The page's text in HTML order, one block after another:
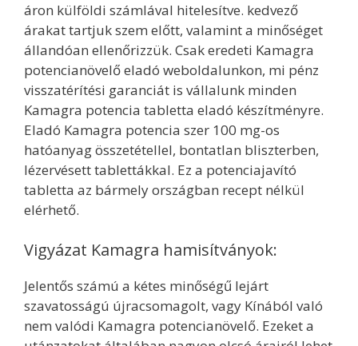
áron külföldi számlával hitelesítve. kedvező
árakat tartjuk szem előtt, valamint a minőséget
állandóan ellenőrizzük. Csak eredeti Kamagra
potencianövelő eladó weboldalunkon, mi pénz
visszatérítési garanciát is vállalunk minden
Kamagra potencia tabletta eladó készítményre.
Eladó Kamagra potencia szer 100 mg-os
hatóanyag összetétellel, bontatlan bliszterben,
lézervésett tablettákkal. Ez a potenciajavító
tabletta az bármely országban recept nélkül
elérhető.
Vigyázat Kamagra hamisítványok:
Jelentős számú a kétes minőségű lejárt
szavatosságú újracsomagolt, vagy Kínából való
nem valódi Kamagra potencianövelő. Ezeket a